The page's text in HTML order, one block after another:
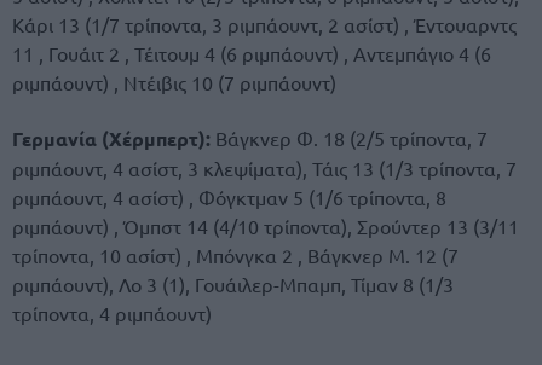
Κάρι 13 (1/7 τρίποντα, 3 ριμπάουντ, 2 ασίστ) , Έντουαρντς
11 , Γουάιτ 2 , Τέιτουμ 4 (6 ριμπάουντ) , Αντεμπάγιο 4 (6
ριμπάουντ) , Ντέιβις 10 (7 ριμπάουντ)
Γερμανία (Χέρμπερτ): Βάγκνερ Φ. 18 (2/5 τρίποντα, 7
ριμπάουντ, 4 ασίστ, 3 κλεψίματα), Τάις 13 (1/3 τρίποντα, 7
ριμπάουντ, 4 ασίστ) , Φόγκτμαν 5 (1/6 τρίποντα, 8
ριμπάουντ) , Όμπστ 14 (4/10 τρίποντα), Σρούντερ 13 (3/11
τρίποντα, 10 ασίστ) , Μπόνγκα 2 , Βάγκνερ Μ. 12 (7
ριμπάουντ), Λο 3 (1), Γουάιλερ-Μπαμπ, Τίμαν 8 (1/3
τρίποντα, 4 ριμπάουντ)